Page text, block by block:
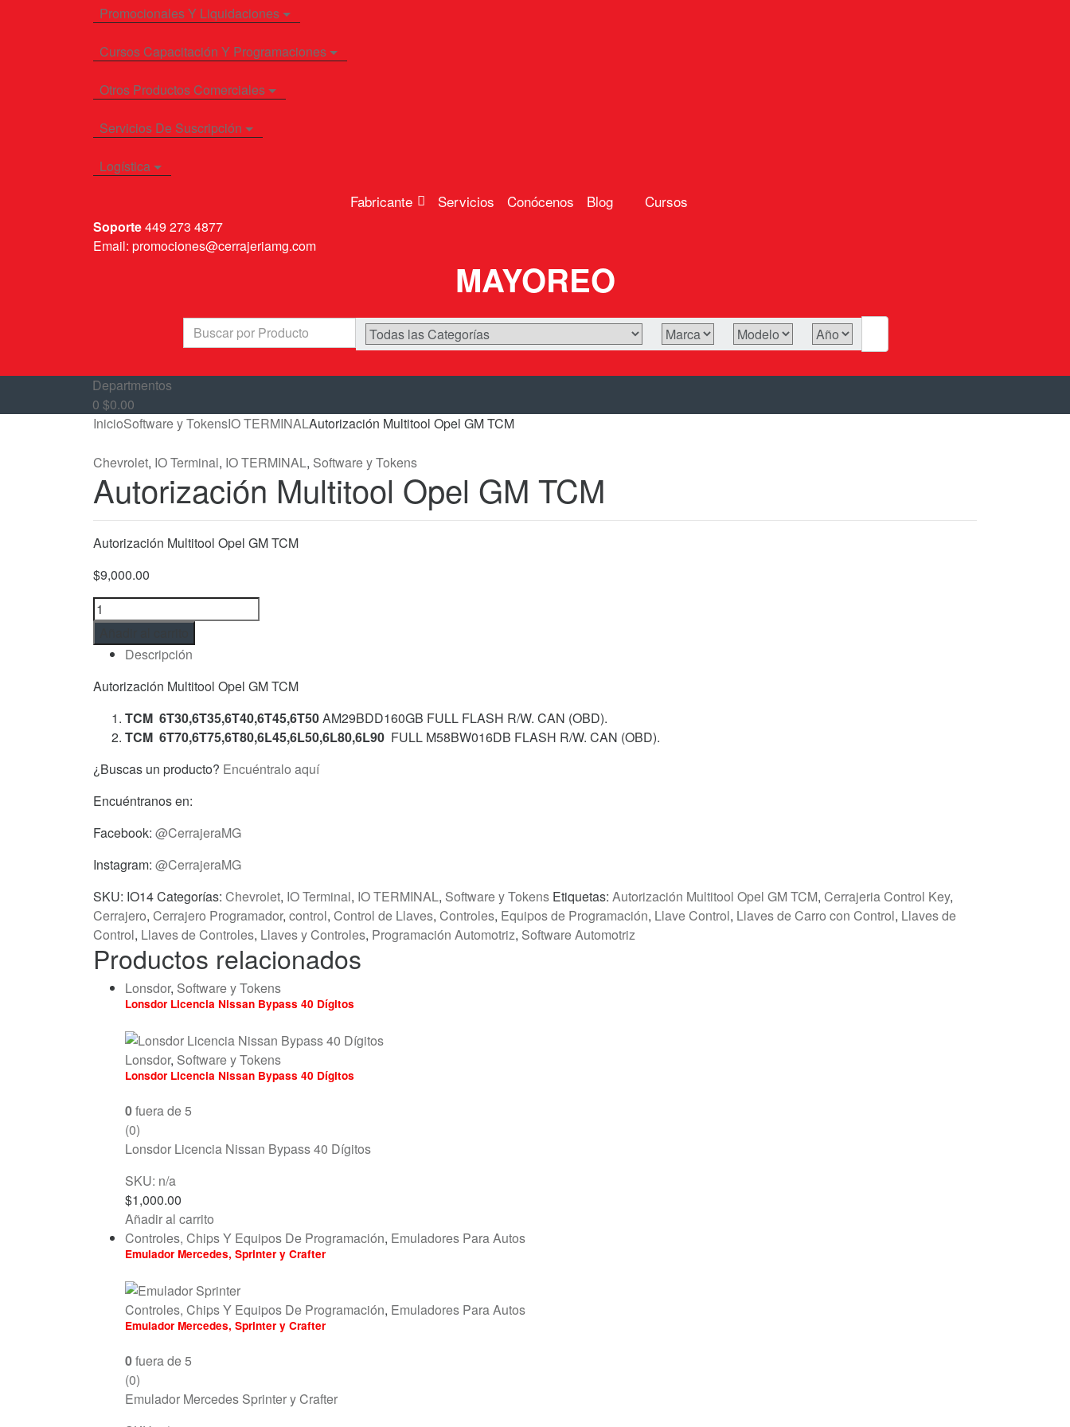
Promocionales Y Liquidaciones
Cursos Capacitación Y Programaciones
Otros Productos Comerciales
Servicios De Suscripción
Logística
Fabricante Servicios Conócenos Blog Cursos
Soporte449 273 4877
Email: promociones@cerrajeriamg.com
MAYOREO
Departmentos
0 $0.00
InicioSoftware y TokensIO TERMINALAutorización Multitool Opel GM TCM
Chevrolet, IO Terminal, IO TERMINAL, Software y Tokens
Autorización Multitool Opel GM TCM
Autorización Multitool Opel GM TCM
$9,000.00
Autorización
Multitool
Opel
GM
TCM
Descripción
Autorización Multitool Opel GM TCM
TCM 6T30,6T35,6T40,6T45,6T50AM29BDD160GB FULL FLASH R/W. CAN (OBD).
TCM 6T70,6T75,6T80,6L45,6L50,6L80,6L90 FULL M58BW016DB FLASH R/W. CAN (OBD).
¿Buscas un producto? Encuéntralo aquí
Encuéntranos en:
Facebook: @CerrajeraMG
Instagram: @CerrajeraMG
SKU: IO14Categorías: Chevrolet, IO Terminal, IO TERMINAL, Software y Tokens Etiquetas: Autorización Multitool Opel GM TCM, Cerrajeria Control Key,
Cerrajero, Cerrajero Programador, control, Control de Llaves, Controles, Equipos de Programación, Llave Control, Llaves de Carro con Control, Llaves de
Control, Llaves de Controles, Llaves y Controles, Programación Automotriz, Software Automotriz
Productos relacionados
Lonsdor, Software y Tokens
Lonsdor Licencia Nissan Bypass 40 Dígitos
Lonsdor, Software y Tokens
Lonsdor Licencia Nissan Bypass 40 Dígitos
0fuera de 5
(0)
Lonsdor Licencia Nissan Bypass 40 Dígitos
SKU: n/a
$1,000.00
Añadir al carrito
Controles, Chips Y Equipos De Programación, Emuladores Para Autos
Emulador Mercedes, Sprinter y Crafter
Controles, Chips Y Equipos De Programación, Emuladores Para Autos
Emulador Mercedes, Sprinter y Crafter
0fuera de 5
(0)
Emulador Mercedes Sprinter y Crafter